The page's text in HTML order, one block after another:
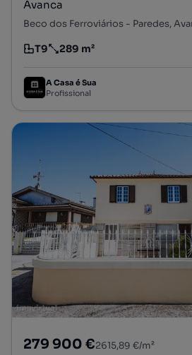
Avanca
Beco dos Ferroviários - Paredes,
Tipologia
T9
Preço por metro quadrado
289 m²
A Casa é Sua
Profissional
279 900 €2615,89 €/m²